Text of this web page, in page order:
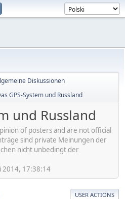
Diskussionen
GPS-System und Russland
und Russland
of posters and are not official
sind private Meinungen der
nicht unbedingt der
2014, 17:38:14
USER ACTIONS